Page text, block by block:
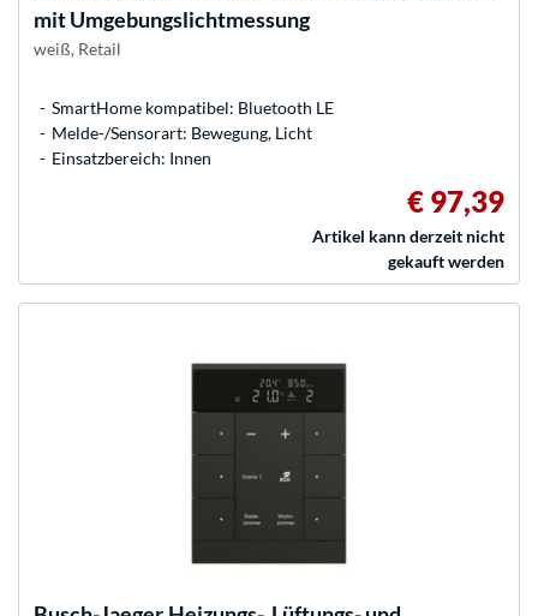
mit Umgebungslichtmessung
weiß, Retail
SmartHome kompatibel: Bluetooth LE
Melde-/Sensorart: Bewegung, Licht
Einsatzbereich: Innen
€ 97,39
Artikel kann derzeit nicht
gekauft werden